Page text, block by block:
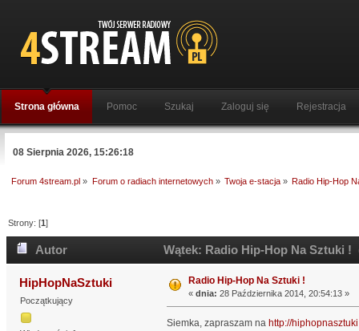
Strona główna Pomoc Szukaj Zaloguj się Rejestracja
08 Sierpnia 2026, 15:26:18
Forum 4stream.pl » Forum o radiach internetowych» Twoja e-stacja» Radio Hip-Hop
Strony: [1]
Autor Wątek: Radio Hip-Hop Na Sztuki !
HipHopNaSztuki
Początkujący
Radio Hip-Hop Na Sztuki !
« dnia: 28 Października 2014, 20:54:13 »
Siemka, zapraszam na http://